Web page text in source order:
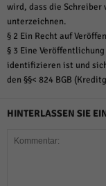
wird, dass die Schreiber
unterzeichnen.
§ 2 Ein Recht auf
§ 3 Eine
identifizieren ist und
den §§< 824 BGB
HINTERLASSEN SIE